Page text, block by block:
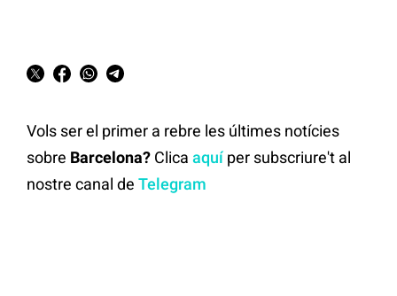
Vols ser el primer a rebre les últimes notícies
sobre Barcelona? Clica aquíper subscriure't al
nostre canal de Telegram